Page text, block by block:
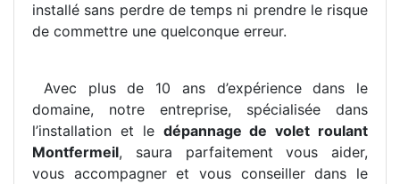
installé sans perdre de temps ni prendre le risque
de commettre une quelconque erreur.
Avec plus de 10 ans d’expérience dans le
domaine, notre entreprise, spécialisée dans
l’installation et le dépannage de volet roulant
Montfermeil, saura parfaitement vous aider,
vous accompagner et vous conseiller dans le